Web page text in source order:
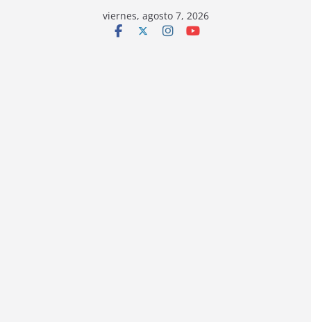
viernes, agosto 7, 2026